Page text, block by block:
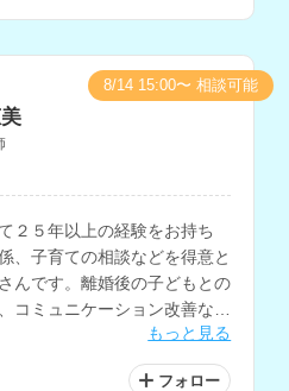
２５年以上の経験をお持ち
、子育ての相談などを得意と
んです。離婚後の子どもとの
コミュニケーション改善など
もっと見る
フォロー
8/14 15:00〜 相談可能